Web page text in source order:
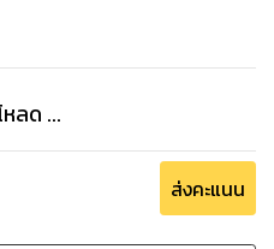
ลด ...
ส่งคะแนน